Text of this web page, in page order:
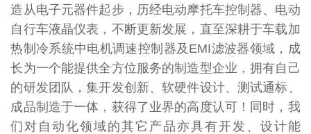
造从电子元器件起步，历经电动摩托车控制器、电动
自行车液晶仪表，不断更新发展，直至深耕于车载加
热制冷系统中电机调速控制器及EMI滤波器领域，成
长为一个能提供全方位服务的制造型企业，拥有自己
的研发团队，集开发创新、软硬件设计、测试通标、
成品制造于一体，获得了业界的高度认可！同时，我
们对自动化领域的其它产品亦具有开发、设计能